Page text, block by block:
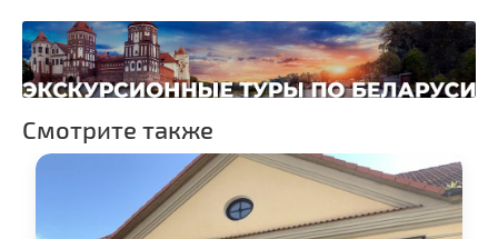
Монастыри
Костелы
Национальные парки и
Смотрите также